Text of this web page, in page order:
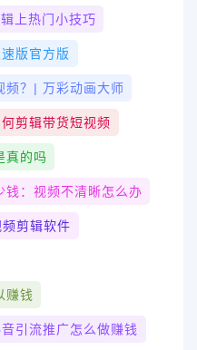
上热门小技巧
版官方版
频？| 万彩动画大师
剪辑带货短视频
真的吗
钱：视频不清晰怎么办
剪辑软件
赚钱
引流推广怎么做赚钱